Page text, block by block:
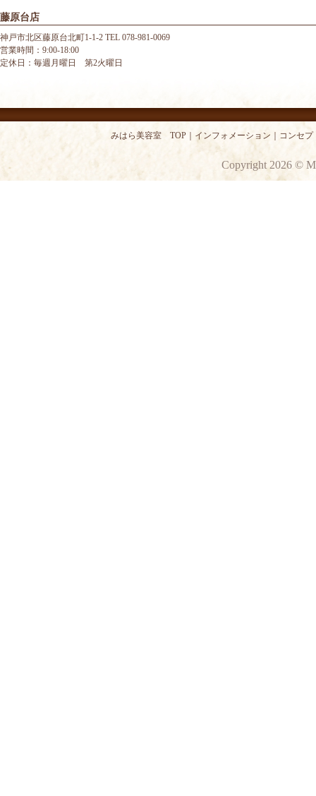
藤原台店
神戸市北区藤原台北町1-1-2 TEL 078-981-0069
営業時間：9:00-18:00
定休日：毎週月曜日 第2火曜日
みはら美容室 TOP インフォメーション コンセプ
Copyright 2026 ©